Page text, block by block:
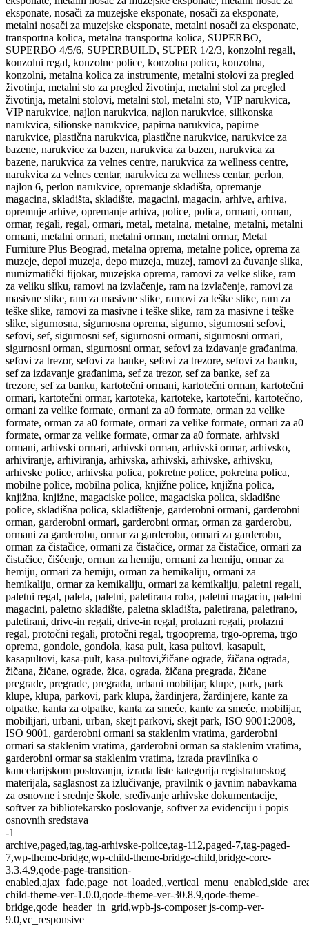
eksponate, nosači za muzejske eksponate, nosači za eksponate,
metalni nosači za muzejske eksponate, metalni nosači za eksponate,
transportna kolica, metalna transportna kolica, SUPERBO,
SUPERBO 4/5/6, SUPERBUILD, SUPER 1/2/3, konzolni regali,
konzolni regal, konzolne police, konzolna polica, konzolna,
konzolni, metalna kolica za instrumente, metalni stolovi za pregled
životinja, metalni sto za pregled životinja, metalni stol za pregled
životinja, metalni stolovi, metalni stol, metalni sto, VIP narukvica,
VIP narukvice, najlon narukvica, najlon narukvice, silikonska
narukvica, silionske narukvice, papirna narukvica, papirne
narukvice, plastična narukvica, plastične narukvice, narukvice za
bazene, narukvice za bazen, narukvica za bazen, narukvica za
bazene, narukvica za velnes centre, narukvica za wellness centre,
narukvica za velnes centar, narukvica za wellness centar, perlon,
najlon 6, perlon narukvice, opremanje skladišta, opremanje
magacina, skladišta, skladište, magacini, magacin, arhive, arhiva,
opremnje arhive, opremanje arhiva, police, polica, ormani, orman,
ormar, regali, regal, ormari, metal, metalna, metalne, metalni, metalni
ormani, metalni ormari, metalni orman, metalni ormar, Metal
Furniture Plus Beograd, metalna oprema, metalne police, oprema za
muzeje, depoi muzeja, depo muzeja, muzej, ramovi za čuvanje slika,
numizmatički fijokar, muzejska oprema, ramovi za velke slike, ram
za veliku sliku, ramovi na izvlačenje, ram na izvlačenje, ramovi za
masivne slike, ram za masivne slike, ramovi za teške slike, ram za
teške slike, ramovi za masivne i teške slike, ram za masivne i teške
slike, sigurnosna, sigurnosna oprema, sigurno, sigurnosni sefovi,
sefovi, sef, sigurnosni sef, sigurnosni ormani, sigurnosni ormari,
sigurnosni orman, sigurnosni ormar, sefovi za izdavanje građanima,
sefovi za trezor, sefovi za banke, sefovi za trezore, sefovi za banku,
sef za izdavanje građanima, sef za trezor, sef za banke, sef za
trezore, sef za banku, kartotečni ormani, kartotečni orman, kartotečni
ormari, kartotečni ormar, kartoteka, kartoteke, kartotečni, kartotečno,
ormani za velike formate, ormani za a0 formate, orman za velike
formate, orman za a0 formate, ormari za velike formate, ormari za a0
formate, ormar za velike formate, ormar za a0 formate, arhivski
ormani, arhivski ormari, arhivski orman, arhivski ormar, arhivsko,
arhiviranje, arhiviranja, arhivska, arhivski, arhivske, arhivsku,
arhivske police, arhivska polica, pokretne police, pokretna polica,
mobilne police, mobilna polica, knjižne police, knjižna polica,
knjižna, knjižne, magaciske police, magaciska polica, skladišne
police, skladišna polica, skladištenje, garderobni ormani, garderobni
orman, garderobni ormari, garderobni ormar, orman za garderobu,
ormani za garderobu, ormar za garderobu, ormari za garderobu,
orman za čistačice, ormani za čistačice, ormar za čistačice, ormari za
čistačice, čišćenje, orman za hemiju, ormani za hemiju, ormar za
hemiju, ormari za hemiju, orman za hemikaliju, ormani za
hemikaliju, ormar za kemikaliju, ormari za kemikaliju, paletni regali,
paletni regal, paleta, paletni, paletirana roba, paletni magacin, paletni
magacini, paletno skladište, paletna skladišta, paletirana, paletirano,
paletirani, drive-in regali, drive-in regal, prolazni regali, prolazni
regal, protočni regali, protočni regal, trgooprema, trgo-oprema, trgo
oprema, gondole, gondola, kasa pult, kasa pultovi, kasapult,
kasapultovi, kasa-pult, kasa-pultovi,žičane ograde, žičana ograda,
žičana, žičane, ograde, žica, ograda, žičana pregrada, žičane
pregrade, pregrade, pregrada, urbani mobilijar, klupe, park, park
klupe, klupa, parkovi, park klupa, žardinjera, žardinjere, kante za
otpatke, kanta za otpatke, kanta za smeće, kante za smeće, mobilijar,
mobilijari, urbani, urban, skejt parkovi, skejt park, ISO 9001:2008,
ISO 9001, garderobni ormani sa staklenim vratima, garderobni
ormari sa staklenim vratima, garderobni orman sa staklenim vratima,
garderobni ormar sa staklenim vratima, izrada pravilnika o
kancelarijskom poslovanju, izrada liste kategorija registraturskog
materijala, saglasnost za izlučivanje, pravilnik o javnim nabavkama
za osnovne i srednje škole, sređivanje arhivske dokumentacije,
softver za bibliotekarsko poslovanje, softver za evidenciju i popis
osnovnih sredstava
-1
archive,paged,tag,tag-arhivske-police,tag-112,paged-7,tag-paged-
7,wp-theme-bridge,wp-child-theme-bridge-child,bridge-core-
3.3.4.9,qode-page-transition-
child-theme-ver-1.0.0,qode-theme-ver-30.8.9,qode-theme-
bridge,qode_header_in_grid,wpb-js-composer js-comp-ver-
9.0,vc_responsive